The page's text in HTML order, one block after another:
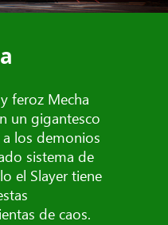
feroz Mecha
un gigantesco
los demonios
sistema de
el Slayer tiene
de caos.